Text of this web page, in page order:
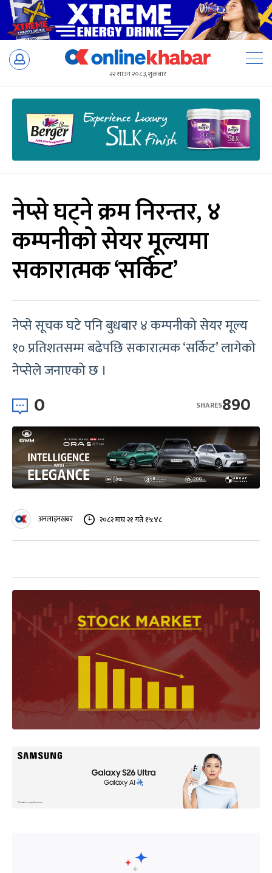
Skip
२२ साउन २०८३, शुक्रबार
नेप्से घट्ने क्रम निरन्तर, ४
कम्पनीको सेयर मूल्यमा
सकारात्मक ‘सर्किट’
नेप्से सूचक घटे पनि बुधबार ४ कम्पनीको सेयर मूल्य
१० प्रतिशतसम्म बढेपछि सकारात्मक ‘सर्किट’ लागेको
नेप्सेले जनाएको छ ।
0 890
SHARES
अनलाइनखबर २०८२ माघ २१ गते १५:४८